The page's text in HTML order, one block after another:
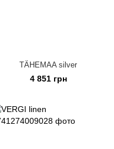
TÄHEMAA silver
4 851 грн